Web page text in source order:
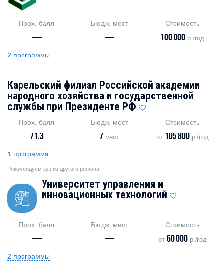
Прох. балл
—
Бюдж. мест
—
Стоимость
100 000 р./год
2 программы
Карельский филиал Российской академии
народного хозяйства и государственной
службы при Президенте РФ
Прох. балл
71.3
Бюдж. мест
7 мест
Стоимость
от 105 800р./год
1 программа
Рекомендуем вуз из другого региона
Университет управления и
инновационных технологий
Прох. балл
—
Бюдж. мест
—
Стоимость
от 60 000р./год
2 программы